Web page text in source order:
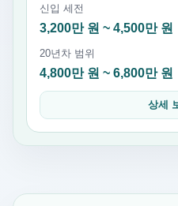
신입 세전
3,200만 원 ~ 4,500만 원
20년차 범위
4,800만 원 ~ 6,800만 원
상세